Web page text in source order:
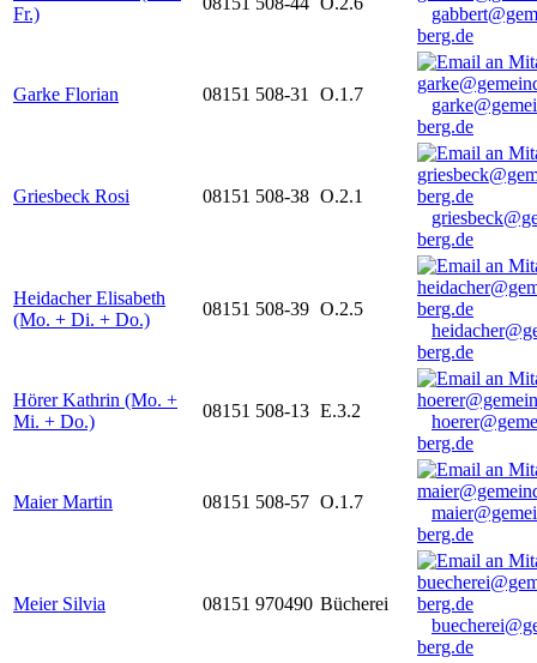
Fr.)
berg.de
Garke Florian 08151 508-31 O.1.7
berg.de
Griesbeck Rosi 08151 508-38 O.2.1
berg.de
Heidacher Elisabeth
(Mo. + Di. + Do.)
08151 508-39 O.2.5
berg.de
Hörer Kathrin (Mo. +
Mi. + Do.)
08151 508-13 E.3.2
berg.de
Maier Martin 08151 508-57 O.1.7
berg.de
Meier Silvia 08151 970490 Bücherei
berg.de